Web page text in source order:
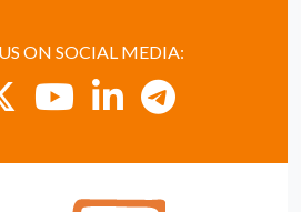
ON SOCIAL MEDIA: